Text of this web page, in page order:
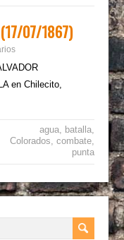
(17/07/1867)
en Chilecito,
agua, batalla,
Colorados, combate,
punta